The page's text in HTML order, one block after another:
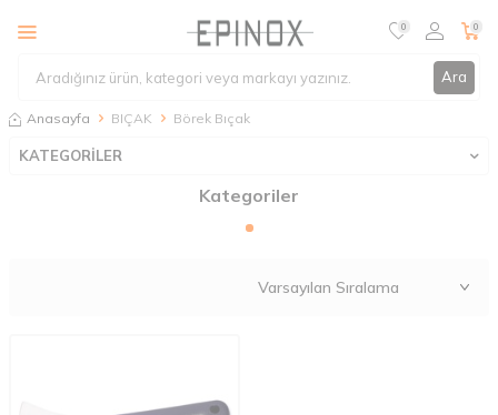
Ara
0 0
Anasayfa BIÇAK Börek Bıçak
KATEGORİLER
Kategoriler